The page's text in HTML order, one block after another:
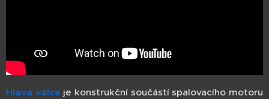
Hlava válce je konstrukční součástí spalovacího motoru